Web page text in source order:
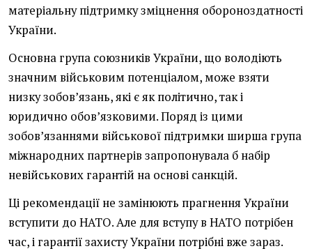
матеріальну підтримку зміцнення обороноздатності
України.
Основна група союзників України, що володіють
значним військовим потенціалом, може взяти
низку зобов’язань, які є як політично, так і
юридично обов’язковими. Поряд із цими
зобов’язаннями військової підтримки ширша група
міжнародних партнерів запропонувала б набір
невійськових гарантій на основі санкцій.
Ці рекомендації не замінюють прагнення України
вступити до НАТО. Але для вступу в НАТО потрібен
час, і гарантії захисту України потрібні вже зараз.